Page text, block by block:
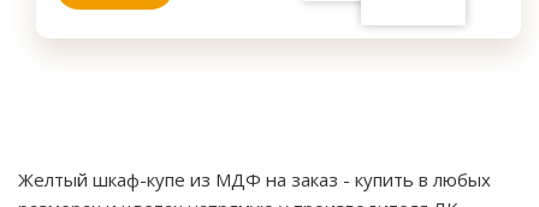
Желтый шкаф-купе из МДФ на заказ - купить в любых